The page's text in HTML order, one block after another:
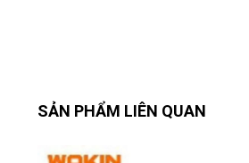
SẢN PHẨM LIÊN QUAN